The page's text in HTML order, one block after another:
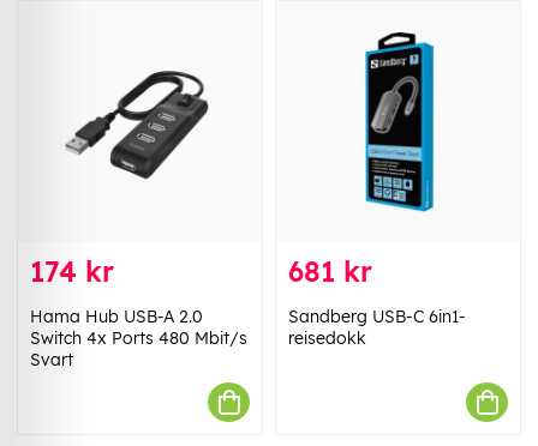
174 kr
Hama Hub USB-A 2.0
Switch 4x Ports 480 Mbit/s
Svart
681 kr
Sandberg USB-C 6in1-
reisedokk